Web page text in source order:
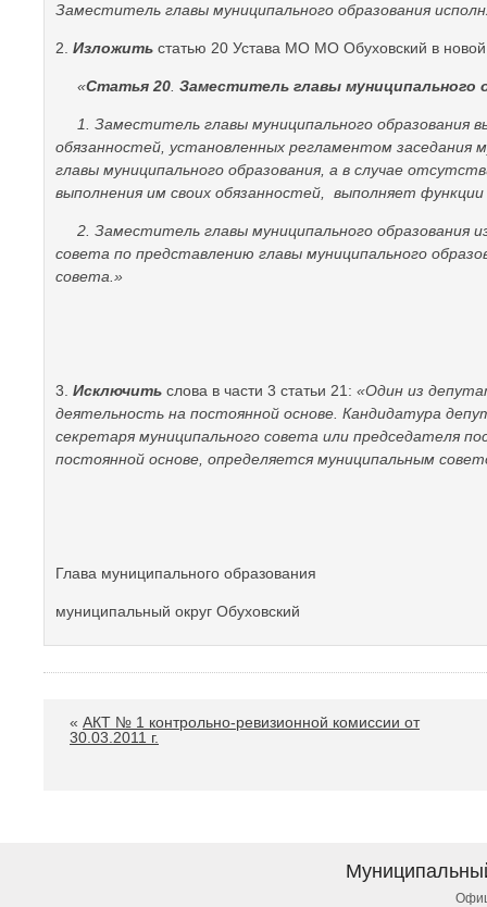
Заместитель главы муниципального образования
2. Изложить статью 20 Устава МО МО Обуховский в
«Статья 20 Заместитель главы муниципального
1. Заместитель главы муниципального образования
обязанностей, установленных регламентом заседания
главы муниципального образования, а в случае
выполнения им своих обязанностей, выполняет функции
2. Заместитель главы муниципального образования
совета по представлению главы муниципального
совета.»
3. Исключить слова в части 3 статьи 21: «Один из
деятельность на постоянной основе. Кандидатура
секретаря муниципального совета или председателя
постоянной основе, определяется муниципальным
Глава муниципального образования
муниципальный округ Обуховский
« АКТ № 1 контрольно-ревизионной комиссии от
30.03.2011 г.